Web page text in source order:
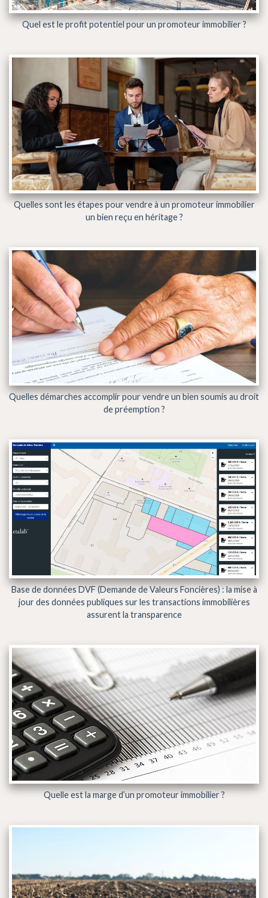
Quel est le profit potentiel pour un promoteur immobilier ?
Quelles sont les étapes pour vendre à un promoteur immobilier
un bien reçu en héritage ?
Quelles démarches accomplir pour vendre un bien soumis au droit
de préemption ?
Base de données DVF (Demande de Valeurs Foncières) : la mise à
jour des données publiques sur les transactions immobilières
assurent la transparence
Quelle est la marge d’un promoteur immobilier ?